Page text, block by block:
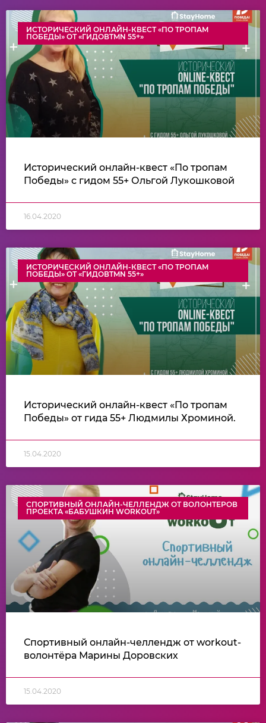
ИСТОРИЧЕСКИЙ ОНЛАЙН-КВЕСТ «ПО ТРОПАМ
ПОБЕДЫ» ОТ «ГИДОВTMN 55+»
Исторический онлайн-квест «По тропам
Победы» с гидом 55+ Ольгой Лукошковой
16.04.2020
ИСТОРИЧЕСКИЙ ОНЛАЙН-КВЕСТ «ПО ТРОПАМ
ПОБЕДЫ» ОТ «ГИДОВTMN 55+»
Исторический онлайн-квест «По тропам
Победы» от гида 55+ Людмилы Хроминой.
15.04.2020
СПОРТИВНЫЙ ОНЛАЙН-ЧЕЛЛЕНДЖ ОТ ВОЛОНТЕРОВ
ПРОЕКТА «БАБУШКИН WORKOUT»
Спортивный онлайн-челлендж от workout-
волонтёра Марины Доровских
15.04.2020